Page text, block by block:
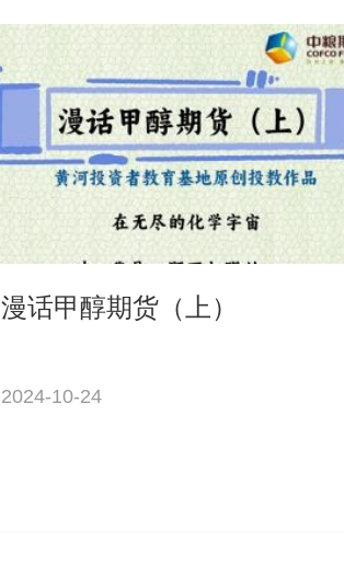
漫话甲醇期货（上）
2024-10-24